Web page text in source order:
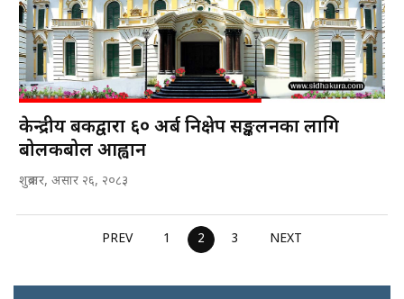
केन्द्रीय बैंकद्वारा ६० अर्ब निक्षेप सङ्कलनका लागि
बोलकबोल आह्वान
शुक्रबार, असार २६, २०८३
PREV 1 2 3 NEXT